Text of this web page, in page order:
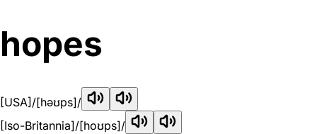
hopes
[USA] /[həʊps]/
[Iso-Britannia]/[hoʊps]/